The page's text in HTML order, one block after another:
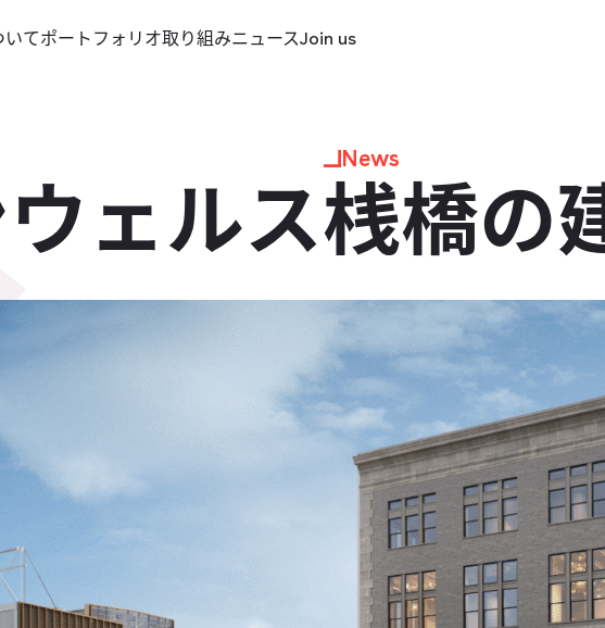
いて​ポートフォリオ取り組みニュースJoin us
News
ェルス桟橋の​